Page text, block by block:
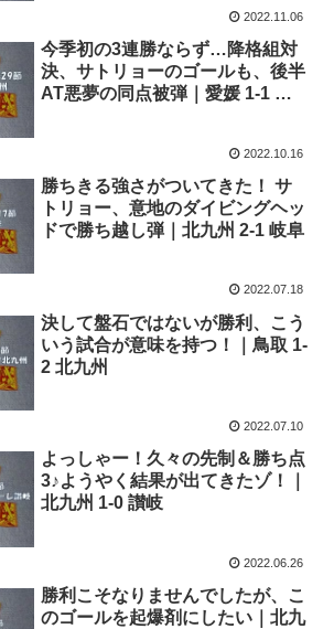
2022.11.06
今季初の3連勝ならず…降格組対
決、サトリョーのゴールも、後半
AT悪夢の同点被弾｜愛媛 1-1 北
2022.10.16
勝ちきる強さがついてきた！ サ
トリョー、意地のダイビングヘッ
ドで勝ち越し弾｜北九州 2-1 岐阜
2022.07.18
決して盤石ではないが勝利、こう
いう試合が意味を持つ！｜鳥取 1-
2 北九州
2022.07.10
よっしゃー！久々の先制＆勝ち点
3♪ようやく結果が出てきたゾ！｜
北九州 1-0 讃岐
2022.06.26
勝利こそなりませんでしたが、こ
のゴールを起爆剤にしたい｜北九